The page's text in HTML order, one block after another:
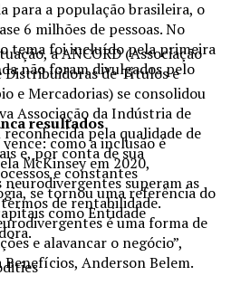
para a população brasileira, o
6 milhões de pessoas. No
tema foi incluído pela primeira
não foram divulgados pelo
resultados
como a inclusão é
McKinsey em 2020,
neurodivergentes superam as
de rentabilidade.
é uma forma de
e alavancar o negócio”,
Benefícios, Anderson Belem.
a ANCORD (Associação
Distribuidoras de Títulos e
e Mercadorias) se consolidou
Associação da Indústria de
pela qualidade de
e, por conta de sua
e constantes
se tornou uma referência do
como Entidade